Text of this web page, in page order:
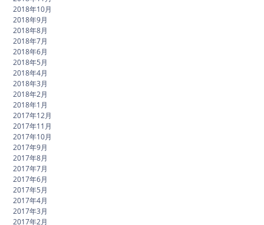
2018年10月
2018年9月
2018年8月
2018年7月
2018年6月
2018年5月
2018年4月
2018年3月
2018年2月
2018年1月
2017年12月
2017年11月
2017年10月
2017年9月
2017年8月
2017年7月
2017年6月
2017年5月
2017年4月
2017年3月
2017年2月